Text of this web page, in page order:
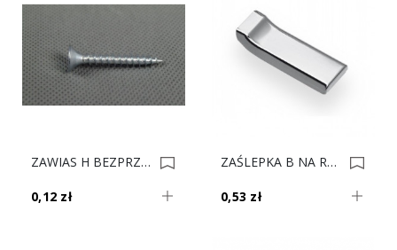
ZAWIAS H BEZPRZYLG WKRĘT 015.32.110 0009216
0,12 zł
ZAŚLEPKA B NA RAMIE ZAWIASU DB+DW 70.1663 0009086
0,53 zł